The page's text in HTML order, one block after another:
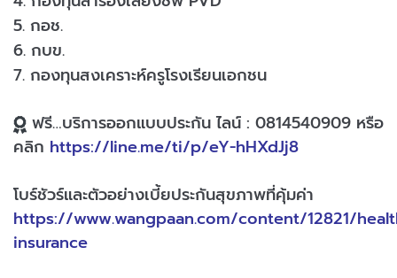
5. กอช.
6. กบข.
7. กองทุนสงเคราะห์ครูโรงเรียนเอกชน
ฟรี…บริการออกแบบประกัน ไลน์ : 0814540909 หรือ
คลิก https://line.me/ti/p/eY-hHXdJj8
โบร์ชัวร์และตัวอย่างเบี้ยประกันสุขภาพที่คุ้มค่า
https://www.wangpaan.com/content/12821/
insurance